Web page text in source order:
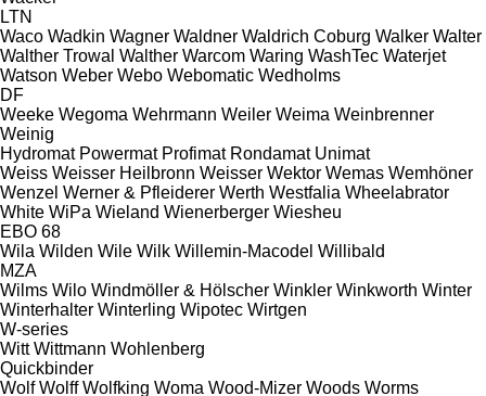
LTN
Waco Wadkin Wagner Waldner Waldrich Coburg Walker Walter
Walther Trowal Walther Warcom Waring WashTec Waterjet
Watson Weber Webo Webomatic Wedholms
DF
Weeke Wegoma Wehrmann Weiler Weima Weinbrenner
Weinig
Hydromat Powermat Profimat Rondamat Unimat
Weiss Weisser Heilbronn Weisser Wektor Wemas Wemhöner
Wenzel Werner & Pfleiderer Werth Westfalia Wheelabrator
White WiPa Wieland Wienerberger Wiesheu
EBO 68
Wila Wilden Wile Wilk Willemin-Macodel Willibald
MZA
Wilms Wilo Windmöller & Hölscher Winkler Winkworth Winter
Winterhalter Winterling Wipotec Wirtgen
W-series
Witt Wittmann Wohlenberg
Quickbinder
Wolf Wolff Wolfking Woma Wood-Mizer Woods Worms